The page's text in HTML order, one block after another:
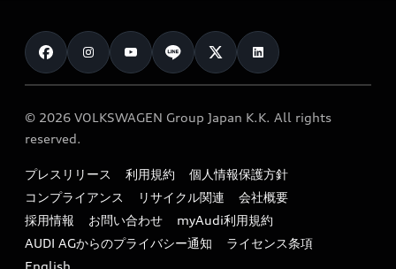
カタログ一覧
車検 / 定期点検
e-tronアフターサポート
myAudi
クオリティ
保証
メンテナンス
ファイナンス
キャンペーン / イベント
買取査定
お知らせ
オーナー様向けキャンペーン
特定整備適用車一覧
リサイクル法
よくある質問（FAQ）
© 2026 VOLKSWAGEN Group Japan K.K. All rights
reserved.
プレスリリース 利用規約
個人情報保護方針
コンプライアンス
リサイクル関連
会社概要
採用情報
お問い合わせ
myAudi利用規約
AUDI AGからのプライバシー通知
ライセンス条項
English